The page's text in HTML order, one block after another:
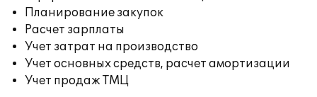
Планирование закупок
Расчет зарплаты
Учет затрат на производство
Учет основных средств, расчет амортизации
Учет продаж ТМЦ